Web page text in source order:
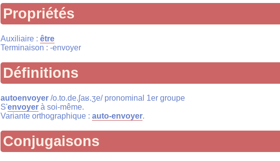
Propriétés
Auxiliaire : être
Terminaison : -envoyer
Définitions
autoenvoyer /o.to.de.ʃaʁ.ʒe/ pronominal 1er groupe
S'envoyer à soi-même.
Variante orthographique : auto-envoyer.
Conjugaisons